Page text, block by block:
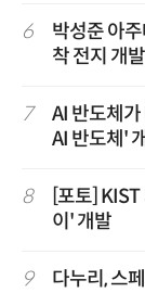
6
박성준 아
착 전지 개발
7
AI 반도체
AI 반도체'
8
[포토]
이' 개발
9 다누리, 스